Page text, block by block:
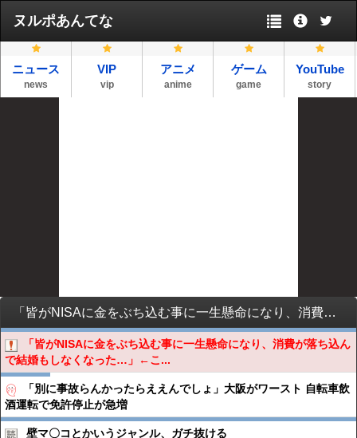
ヌルポあんてな
ニュース
news
VIP
vip
アニメ
anime
ゲーム
game
YouTube
story
「皆がNISAに金をぶち込む事に一生懸命になり、消費が落ち込んで結婚もしなくなった…」←これｗｗｗ
「皆がNISAに金をぶち込む事に一生懸命になり、消費が落ち込ん
で結婚もしなくなった…」←こ...
「別に事故らんかったらええんでしょ」大阪がワースト 自転車飲
酒運転で免許停止が急増
壁マ〇コとかいうジャンル、ガチ抜ける